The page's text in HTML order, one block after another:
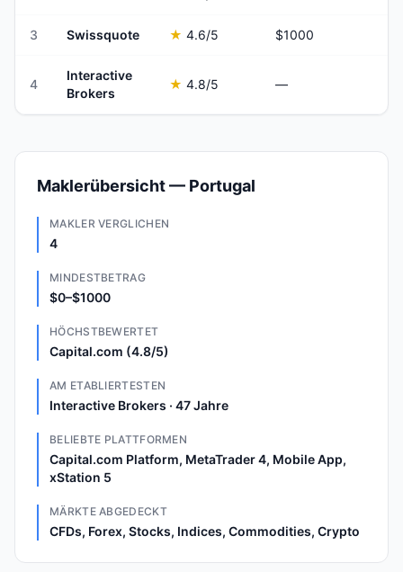
3 Swissquote ★ 4.6/5 $1000
4
Interactive
Brokers
★ 4.8/5 —
Maklerübersicht — Portugal
MAKLER VERGLICHEN
4
MINDESTBETRAG
$0–$1000
HÖCHSTBEWERTET
Capital.com (4.8/5)
AM ETABLIERTESTEN
Interactive Brokers · 47 Jahre
BELIEBTE PLATTFORMEN
Capital.com Platform, MetaTrader 4, Mobile App,
xStation 5
MÄRKTE ABGEDECKT
CFDs, Forex, Stocks, Indices, Commodities, Crypto